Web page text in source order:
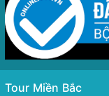
Tour Miền Bắc